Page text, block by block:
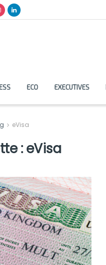
ECO EXECUTIVES
eVisa
:eVisa